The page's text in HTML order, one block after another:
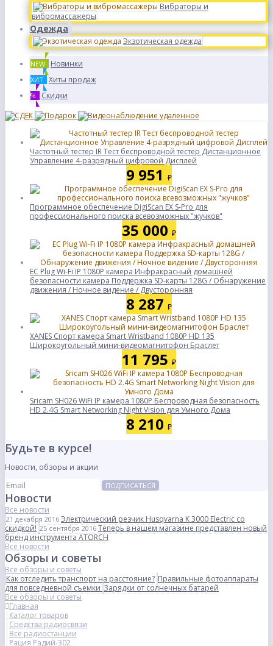
Вибраторы и
вибромассажеры
Одежда
Экзотическая одежда
NEW Новинки
ХИТ Хиты продаж
% Скидки
Частотный тестер IR Тест беспроводной тестер Дистанционное
Управление 4-разрядный цифровой Дисплей
9 951 ₽
Программное обеспечение DigiScan EX S-Pro для
профессионального поиска всевозможных "жучков"
35 000 ₽
ЕС Plug Wi-Fi IP 1080P камера Инфракрасный домашней
безопасности камера Поддержка SD-карты 128G / Обнаружение
движения / Ночное видение / Двусторонняя
8 287 ₽
XANES Спорт камера Smart Wristband 1080P HD 135
Широкоугольный мини-видеомагнитофон Браслет
11 795 ₽
Sricam SH026 WiFi IP камера 1080P Беспроводная безопасность
HD 2.4G Smart Networking Night Vision для Умного Дома
8 210 ₽
Будьте в курсе!
Новости, обзоры и акции
ПОДПИСАТЬСЯ
Новости
Все новости
21 декабря 2016 Электрический резчик Husqvarna K 3000 Electric со
скидкой! 25 сентября 2016 Теперь в нашем магазине представлен новый
бренд инструмента ATORCH
Все новости
Обзоры и советы
Все обзоры и советы
Как отследить транспорт на расстояние? Правильные фотоаппараты
для повседневной съемкиЗарядки от солнечных батарей
Все обзоры и советы
Главная
Каталог товаров
Средства радиосвязи
Все радиостанции
Рация Радий-302